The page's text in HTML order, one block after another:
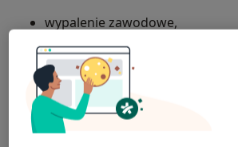
wypalenie zawodowe,
pracoholizm,
trudności w relacjach,
lęki, ataki paniki, fobie społeczne,